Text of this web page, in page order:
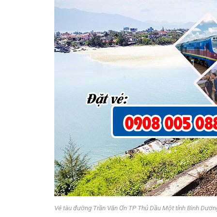
Vé tàu đường Trần Văn Ơn TP Thủ Dầu Một tỉnh Bình